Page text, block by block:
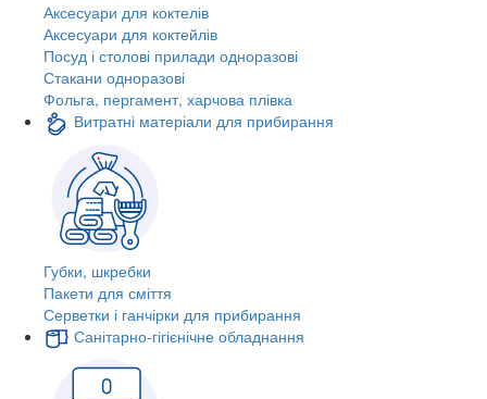
Аксесуари для коктелів
Аксесуари для коктейлів
Посуд і столові прилади одноразові
Стакани одноразові
Фольга, пергамент, харчова плівка
Витратні матеріали для прибирання
Губки, шкребки
Пакети для сміття
Серветки і ганчірки для прибирання
Санітарно-гігієнічне обладнання